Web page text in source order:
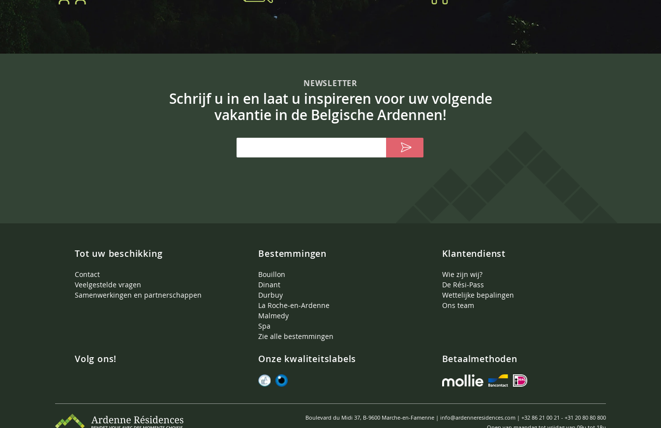
NEWSLETTER
Schrijf u in en laat u inspireren voor uw volgende
vakantie in de Belgische Ardennen!
Tot uw beschikking
Contact
Veelgestelde vragen
Samenwerkingen en partnerschappen
Bestemmingen
Bouillon
Dinant
Durbuy
La Roche-en-Ardenne
Malmedy
Spa
Zie alle bestemmingen
Klantendienst
Wie zijn wij?
De Rési-Pass
Wettelijke bepalingen
Ons team
Volg ons! Onze kwaliteitslabels Betaalmethoden
Boulevard du Midi 37, B-9600 Marche-en-Famenne | info@ardenneresidences.com| +32 86 21 00 21 - +31 20 80 80 800